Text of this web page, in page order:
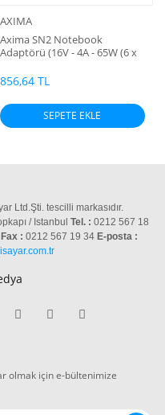
AXIMA
Axima SN2 Notebook
Adaptörü (16V - 4A - 65W (6 x
856,64 TL
SEPETE EKLE
Ltd.Şti. tescilli markasıdır.
/ Istanbul Tel. : 0212 567 18
Fax : 0212 567 19 34 E-posta :
olmak için e-bültenimize